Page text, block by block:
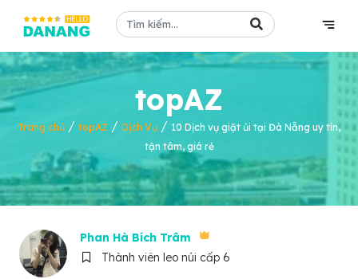
topAZ
Trang chủ / topAZ / Dịch Vụ / 10 Dịch vụ giặt ủi tại Đà Nẵng uy tín,
tận tâm, giá rẻ
Phan Hà Bích Trâm
Thành viên leo núi cấp 6